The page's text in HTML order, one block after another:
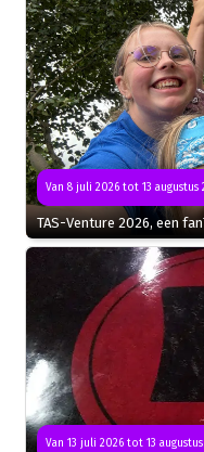
Van 8 juli 2026 tot 13 augustus
TAS-Venture 2026, een
Van 13 juli 2026 tot 13